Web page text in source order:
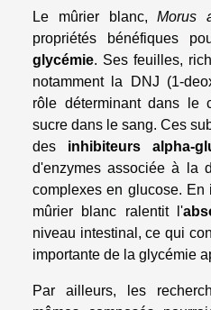
Le mûrier blanc,Morus
propriétés bénéfiques
glycémie. Ses feuilles,
notamment la DNJ (1-
rôle déterminant dans le
sucre dans le sang. Ces
des inhibiteurs alpha-
d'enzymes associée à la
complexes en glucose. En
mûrier blanc ralentit l'
niveau intestinal, ce qui
importante de la glycémie
Par ailleurs, les